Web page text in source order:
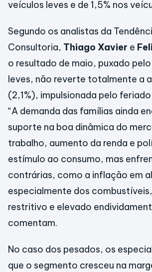
veículos leves e de 1,5% nos
Segundo os analistas da
Consultoria, Thiago Xavier e
o resultado de maio, puxado
leves, não reverte totalmente a
(2,1%), impulsionada pelo
“A demanda das famílias ainda
suporte na boa dinâmica do
trabalho, aumento da renda e
estímulo ao consumo, mas
contrárias, como a inflação em
especialmente dos
restritivo e elevado
comentam.
No caso dos pesados, os
que o segmento cresceu na